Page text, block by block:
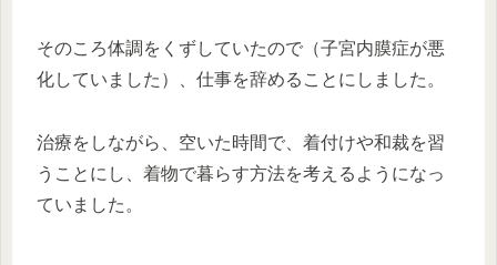
そのころ体調をくずしていたので（子宮内膜症が悪
化していました）、仕事を辞めることにしました。
治療をしながら、空いた時間で、着付けや和裁を習
うことにし、着物で暮らす方法を考えるようになっ
ていました。